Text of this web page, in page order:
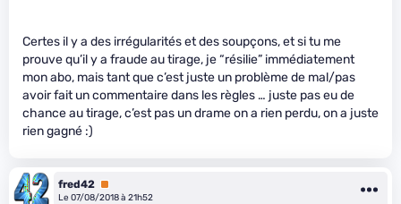
Certes il y a des irrégularités et des soupçons, et si tu me
prouve qu’il y a fraude au tirage, je “résilie” immédiatement
mon abo, mais tant que c’est juste un problème de mal/pas
avoir fait un commentaire dans les règles … juste pas eu de
chance au tirage, c’est pas un drame on a rien perdu, on a juste
rien gagné :)
fred42 Premium
Le 07/08/2018 à 21h52